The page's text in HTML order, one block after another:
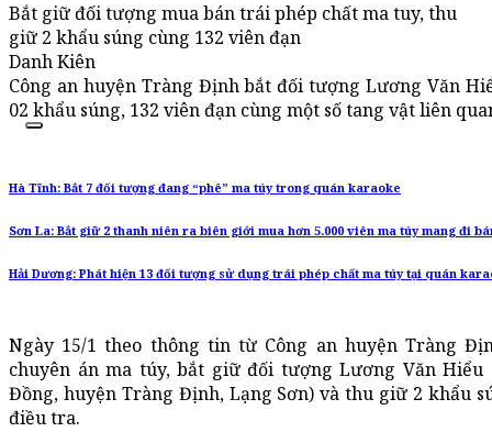
Bắt giữ đối tượng mua bán trái phép chất ma tuy, thu
giữ 2 khẩu súng cùng 132 viên đạn
Danh Kiên
Công an huyện Tràng Định bắt đối tượng Lương Văn
02 khẩu súng, 132 viên đạn cùng một số tang vật liên
Hà Tĩnh: Bắt 7 đối tượng đang “phê” ma túy trong quán karaoke
Sơn La: Bắt giữ 2 thanh niên ra biên giới mua hơn 5.000 viên ma túy mang đi
Hải Dương: Phát hiện 13 đối tượng sử dụng trái phép chất ma túy tại quán
Ngày 15/1 theo thông tin từ Công an huyện Tràng
chuyên án ma túy, bắt giữ đối tượng Lương Văn
Đồng, huyện Tràng Định, Lạng Sơn) và thu giữ 2 khẩu
điều tra.